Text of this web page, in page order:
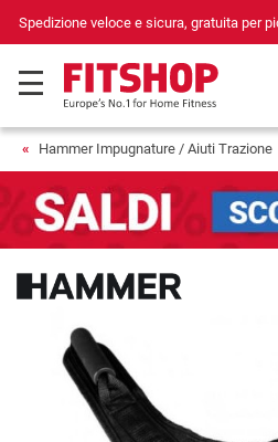
Spedizione veloce e sicura, gratuita per
Hammer Impugnature / Aiuti Trazione